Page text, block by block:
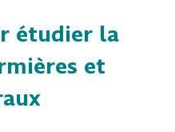
étudier la
et